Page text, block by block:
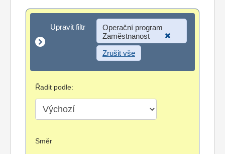
Upravit filtr
Upravit filtr
Operační program
Zaměstnanost
Zrušit vše
Řadit podle:
Směr